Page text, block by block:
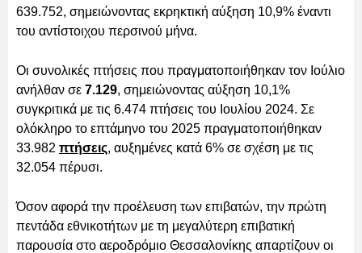
639.752, σημειώνοντας εκρηκτική αύξηση 10,9% έναντι
του αντίστοιχου περσινού μήνα.
Οι συνολικές πτήσεις που πραγματοποιήθηκαν τον Ιούλιο
ανήλθαν σε 7.129, σημειώνοντας αύξηση 10,1%
συγκριτικά με τις 6.474 πτήσεις του Ιουλίου 2024. Σε
ολόκληρο το επτάμηνο του 2025 πραγματοποιήθηκαν
33.982 πτήσεις, αυξημένες κατά 6% σε σχέση με τις
32.054 πέρυσι.
Όσον αφορά την προέλευση των επιβατών, την πρώτη
πεντάδα εθνικοτήτων με τη μεγαλύτερη επιβατική
παρουσία στο αεροδρόμιο Θεσσαλονίκης απαρτίζουν οι